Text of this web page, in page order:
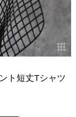
ト短丈Tシャツ